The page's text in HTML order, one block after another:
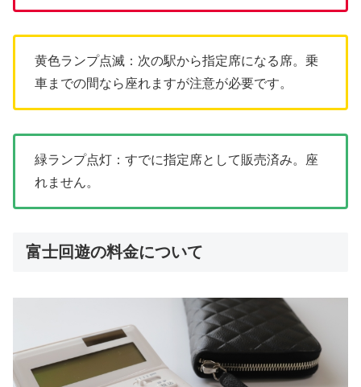
黄色ランプ点滅：次の駅から指定席になる席。乗
車までの間なら座れますが注意が必要です。
緑ランプ点灯：すでに指定席として販売済み。座
れません。
富士回遊の料金について